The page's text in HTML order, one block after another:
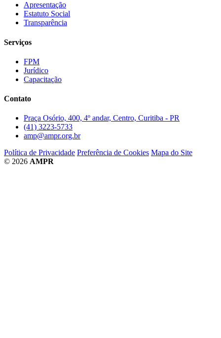
Apresentação
Estatuto Social
Transparência
Serviços
FPM
Jurídico
Capacitação
Contato
Praça Osório, 400, 4º andar, Centro, Curitiba - PR
(41) 3223-5733
amp@ampr.org.br
Política de Privacidade Preferência de Cookies Mapa do Site
© 2026 AMPR